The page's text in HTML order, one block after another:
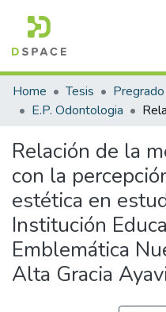
Communities & Collections
All of DSpace
Home Tesis Pregrado
E.P. Odontologia
Relación de la
con la
estética en
Institución
Emblemática
Alta Gracia